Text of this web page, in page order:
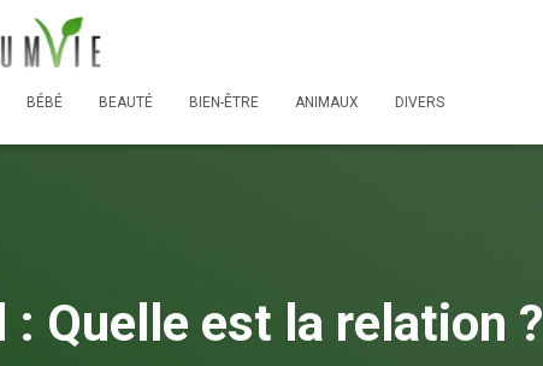
BÉBÉ BEAUTÉ BIEN-ÊTRE ANIMAUX DIVERS
Quelle est la relation ?